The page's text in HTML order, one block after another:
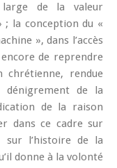
de la valeur
; la conception du «
», dans l’accès
de reprendre
chrétienne, rendue
de la
de la raison
dans ce cadre sur
sur l’histoire de la
donne à la volonté